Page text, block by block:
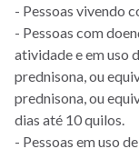
- Pessoas vivendo
- Pessoas com
atividade e em uso
prednisona, ou
prednisona, ou
dias até 10 quilos.
- Pessoas em uso